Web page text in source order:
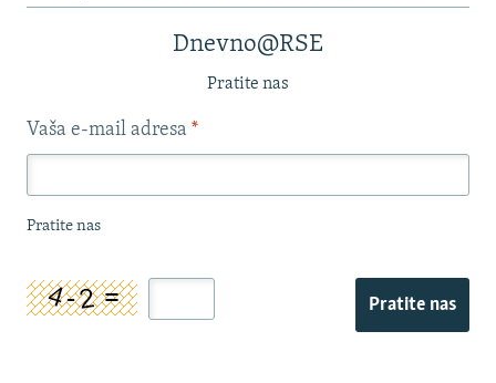
Dnevno@RSE
Pratite nas
Vaša e-mail adresa *
Pratite nas
Pratite nas